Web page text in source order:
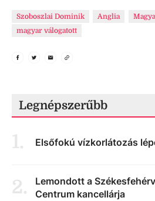
Szoboszlai Dominik Anglia
magyar válogatott
Legnépszerűbb
1. Elsőfokú vízkorlátozás
2.
Lemondott a
Centrum kancellárja